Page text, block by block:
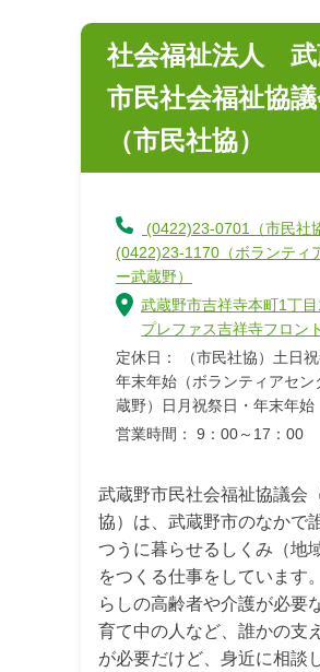
社会福祉法人 武
市民社会福祉協
（市民社協）
(0422)23-0701（市民社
(0422)23-1170（ボランティ
ー武蔵野）
武蔵野市吉祥寺本町1丁
プレファス吉祥寺フロン
定休日： （市民社協）土日祝
年末年始（ボランティアセン
蔵野）日月祝祭日・年末年始
営業時間： 9：00～17：00
武蔵野市民社会福祉協議会
協）は、武蔵野市のなかで
つうに暮らせるしくみ（地
をつくる仕事をしています
らしの高齢者や介護が必要
育て中の人など、誰かの支
が必要だけど、身近に相談